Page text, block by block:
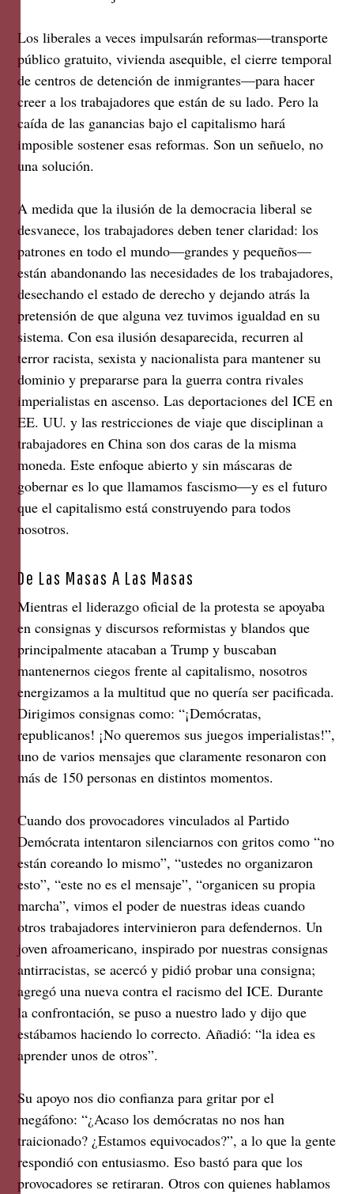
Los liberales a veces impulsarán reformas—transporte
público gratuito, vivienda asequible, el cierre temporal
de centros de detención de inmigrantes—para hacer
creer a los trabajadores que están de su lado. Pero la
caída de las ganancias bajo el capitalismo hará
imposible sostener esas reformas. Son un señuelo, no
una solución.
A medida que la ilusión de la democracia liberal se
desvanece, los trabajadores deben tener claridad: los
patrones en todo el mundo—grandes y pequeños—
están abandonando las necesidades de los trabajadores,
desechando el estado de derecho y dejando atrás la
pretensión de que alguna vez tuvimos igualdad en su
sistema. Con esa ilusión desaparecida, recurren al
terror racista, sexista y nacionalista para mantener su
dominio y prepararse para la guerra contra rivales
imperialistas en ascenso. Las deportaciones del ICE en
EE. UU. y las restricciones de viaje que disciplinan a
trabajadores en China son dos caras de la misma
moneda. Este enfoque abierto y sin máscaras de
gobernar es lo que llamamos fascismo—y es el futuro
que el capitalismo está construyendo para todos
nosotros.
De Las Masas A Las Masas
Mientras el liderazgo oficial de la protesta se apoyaba
en consignas y discursos reformistas y blandos que
principalmente atacaban a Trump y buscaban
mantenernos ciegos frente al capitalismo, nosotros
energizamos a la multitud que no quería ser pacificada.
Dirigimos consignas como: “¡Demócratas,
republicanos! ¡No queremos sus juegos imperialistas!”,
uno de varios mensajes que claramente resonaron con
más de 150 personas en distintos momentos.
Cuando dos provocadores vinculados al Partido
Demócrata intentaron silenciarnos con gritos como “no
están coreando lo mismo”, “ustedes no organizaron
esto”, “este no es el mensaje”, “organicen su propia
marcha”, vimos el poder de nuestras ideas cuando
otros trabajadores intervinieron para defendernos. Un
joven afroamericano, inspirado por nuestras consignas
antirracistas, se acercó y pidió probar una consigna;
agregó una nueva contra el racismo del ICE. Durante
la confrontación, se puso a nuestro lado y dijo que
estábamos haciendo lo correcto. Añadió: “la idea es
aprender unos de otros”.
Su apoyo nos dio confianza para gritar por el
megáfono: “¿Acaso los demócratas no nos han
traicionado? ¿Estamos equivocados?”, a lo que la gente
respondió con entusiasmo. Eso bastó para que los
provocadores se retiraran. Otros con quienes hablamos